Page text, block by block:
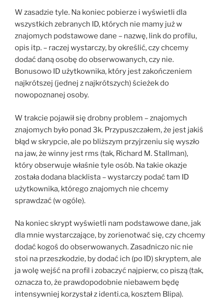
W zasadzie tyle. Na koniec pobierze i wyświetli dla
wszystkich zebranych ID, których nie mamy już w
znajomych podstawowe dane – nazwę, link do profilu,
opis itp. – raczej wystarczy, by określić, czy chcemy
dodać daną osobę do obserwowanych, czy nie.
Bonusowo ID użytkownika, który jest zakończeniem
najkrótszej (jednej z najkrótszych) ścieżek do
nowopoznanej osoby.
W trakcie pojawił się drobny problem – znajomych
znajomych było ponad 3k. Przypuszczałem, że jest jakiś
błąd w skrypcie, ale po bliższym przyjrzeniu się wyszło
na jaw, że winny jest rms (tak, Richard M. Stallman),
który obserwuje właśnie tyle osób. Na takie okazje
została dodana blacklista – wystarczy podać tam ID
użytkownika, którego znajomych nie chcemy
sprawdzać (w ogóle).
Na koniec skrypt wyświetli nam podstawowe dane, jak
dla mnie wystarczające, by zorienotwać się, czy chcemy
dodać kogoś do obserwowanych. Zasadniczo nic nie
stoi na przeszkodzie, by dodać ich (po ID) skryptem, ale
ja wolę wejść na profil i zobaczyć najpierw, co piszą (tak,
oznacza to, że prawdopodobnie niebawem będę
intensywniej korzystał z identi.ca, kosztem Blipa).